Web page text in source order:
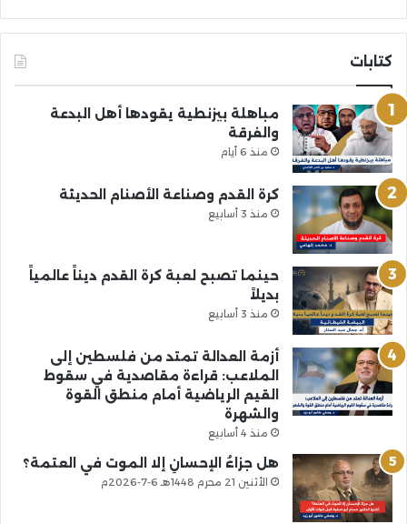
كتابات
مباهلة بيزنطية يقودها أهل البدعة
والفرقة
منذ 6 أيام
كرة القدم وصناعة الأصنام الحديثة
منذ 3 أسابيع
حينما تصبح لعبة كرة القدم ديناً عالمياً
بديلاً
منذ 3 أسابيع
أزمة العدالة تمتد من فلسطين إلى
الملاعب: قراءة مقاصدية في سقوط
القيم الرياضية أمام منطق القوة
والشهرة
منذ 4 أسابيع
هل جزاءُ الإحسانِ إلا الموت في العتمة؟
الأثنين 21 محرم 1448هـ 6-7-2026م